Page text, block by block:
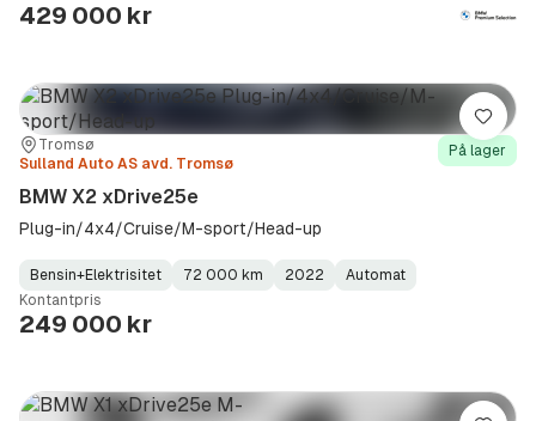
429 000 kr
Sted:Tromsø
Forhandler:
Sulland Auto AS avd. Tromsø
På lager
BMW X2 xDrive25e
Plug-in/4x4/Cruise/M-sport/Head-up
Fuel
Type:
Bensin+Elektrisitet
Kilometerstand: 72 000 km
Model
Year:
2022
Gearbox
Type:
Automat
Kontantpris
249 000 kr
Lagre